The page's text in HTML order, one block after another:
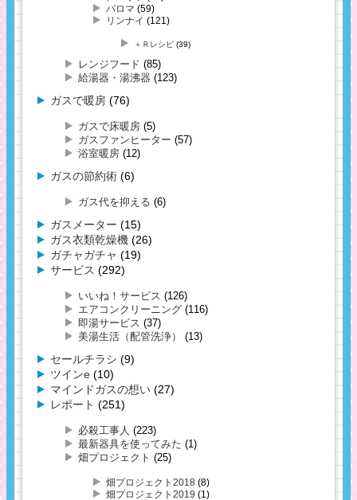
パロマ (59)
リンナイ (121)
＋Ｒレシピ (39)
レンジフード (85)
給湯器・湯沸器 (123)
ガスで暖房 (76)
ガスで床暖房 (5)
ガスファンヒーター (57)
浴室暖房 (12)
ガスの節約術 (6)
ガス代を抑える (6)
ガスメーター (15)
ガス衣類乾燥機 (26)
ガチャガチャ (19)
サービス (292)
いいね！サービス (126)
エアコンクリーニング (116)
即湯サービス (37)
美湯生活（配管洗浄）
(13)
セールチラシ (9)
ツインe (10)
マインドガスの想い (27)
レポート (251)
必殺工事人 (223)
最新器具を使ってみた (1)
畑プロジェクト (25)
畑プロジェクト2018 (8)
畑プロジェクト2019 (1)